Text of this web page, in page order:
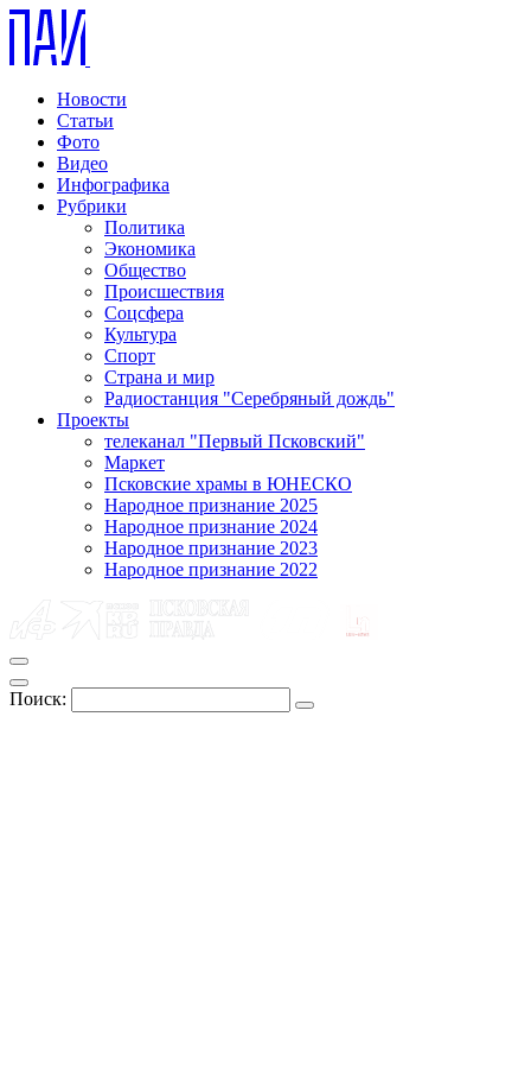
Новости
Статьи
Фото
Видео
Инфографика
Рубрики
Политика
Экономика
Общество
Происшествия
Соцсфера
Культура
Спорт
Страна и мир
Радиостанция "Серебряный дождь"
Проекты
телеканал "Первый Псковский"
Маркет
Псковские храмы в ЮНЕСКО
Народное признание 2025
Народное признание 2024
Народное признание 2023
Народное признание 2022
Поиск: